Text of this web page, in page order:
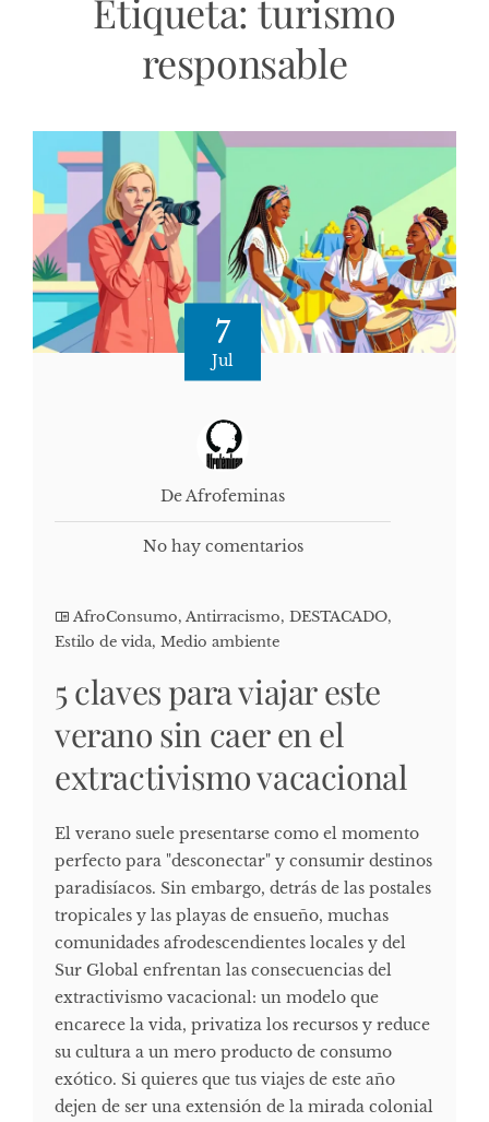
Etiqueta:turismo
responsable
7
Jul
De Afrofeminas
No hay comentarios
AfroConsumo, Antirracismo, DESTACADO,
Estilo de vida, Medio ambiente
5 claves para viajar este
verano sin caer en el
extractivismo vacacional
El verano suele presentarse como el momento
perfecto para "desconectar" y consumir destinos
paradisíacos. Sin embargo, detrás de las postales
tropicales y las playas de ensueño, muchas
comunidades afrodescendientes locales y del
Sur Global enfrentan las consecuencias del
extractivismo vacacional: un modelo que
encarece la vida, privatiza los recursos y reduce
su cultura a un mero producto de consumo
exótico. Si quieres que tus viajes de este año
dejen de ser una extensión de la mirada colonial